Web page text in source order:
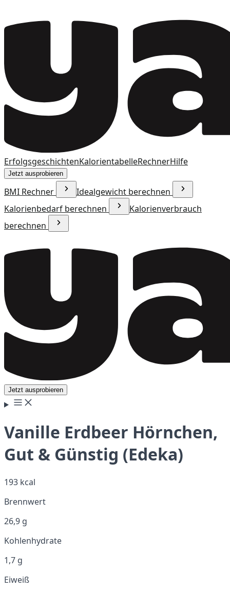
ErfolgsgeschichtenKalorientabelleRechnerHilfe
Jetzt ausprobieren
BMI Rechner
Idealgewicht berechnen
Kalorienbedarf berechnen
Kalorienverbrauch
berechnen
Jetzt ausprobieren
Vanille Erdbeer Hörnchen,
Gut & Günstig (Edeka)
193 kcal
Brennwert
26,9 g
Kohlenhydrate
1,7 g
Eiweiß